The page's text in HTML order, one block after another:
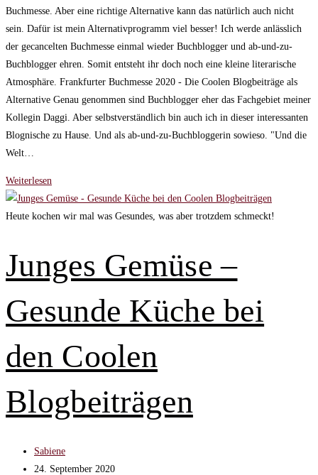
Buchmesse. Aber eine richtige Alternative kann das natürlich auch nicht
sein. Dafür ist mein Alternativprogramm viel besser! Ich werde anlässlich
der gecancelten Buchmesse einmal wieder Buchblogger und ab-und-zu-
Buchblogger ehren. Somit entsteht ihr doch noch eine kleine literarische
Atmosphäre. Frankfurter Buchmesse 2020 - Die Coolen Blogbeiträge als
Alternative Genau genommen sind Buchblogger eher das Fachgebiet meiner
Kollegin Daggi. Aber selbstverständlich bin auch ich in dieser interessanten
Blognische zu Hause. Und als ab-und-zu-Buchbloggerin sowieso. "Und die
Welt…
Weiterlesen
Buchmesse
2020
Coolen
Blogbeiträge
am
Lesen
Heute kochen wir mal was Gesundes, was aber trotzdem schmeckt!
Junges Gemüse –
Gesunde Küche bei
den Coolen
Blogbeiträgen
Beitrags-
Autor:
Sabiene
Beitrag
24. September 2020